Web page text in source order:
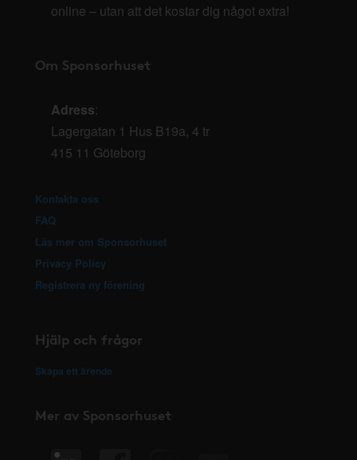
online – utan att det kostar dig något extra!
Om Sponsorhuset
Adress:
Lagergatan 1 Hus B19a, 4 tr
415 11 Göteborg
Kontakta oss
FAQ
Läs mer om Sponsorhuset
Privacy Policy
Registrera ny förening
Hjälp och frågor
Skapa ett ärende
Mer av Sponsorhuset